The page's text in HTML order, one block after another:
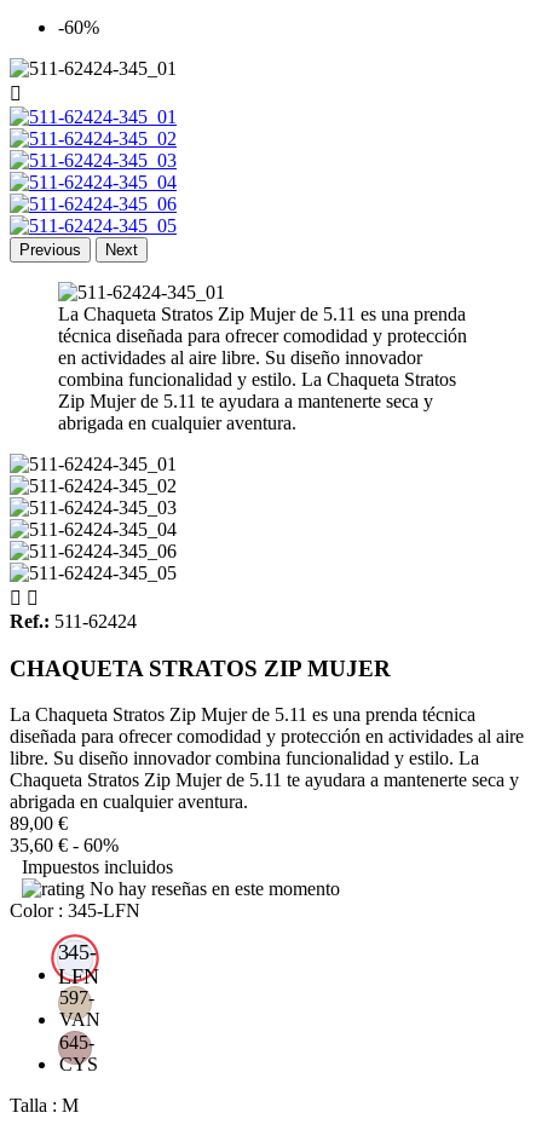
-60%

Previous Next
La Chaqueta Stratos Zip Mujer de 5.11 es una prenda
técnica diseñada para ofrecer comodidad y protección
en actividades al aire libre. Su diseño innovador
combina funcionalidad y estilo. La Chaqueta Stratos
Zip Mujer de 5.11 te ayudara a mantenerte seca y
abrigada en cualquier aventura.
 
Ref.: 511-62424
CHAQUETA STRATOS ZIP MUJER
La Chaqueta Stratos Zip Mujer de 5.11 es una prenda técnica
diseñada para ofrecer comodidad y protección en actividades al aire
libre. Su diseño innovador combina funcionalidad y estilo. La
Chaqueta Stratos Zip Mujer de 5.11 te ayudara a mantenerte seca y
abrigada en cualquier aventura.
89,00 €
35,60 € - 60%
Impuestos incluidos
No hay reseñas en este momento
Color : 345-LFN
345-
LFN
597-
VAN
645-
CYS
Talla : M